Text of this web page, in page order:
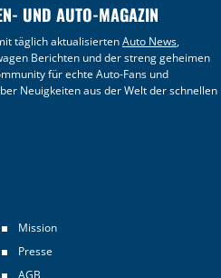
UND AUTO-MAGAZIN
täglich aktualisiertenAuto News,
Berichten und der streng geheimen
für echte Auto-Fans und
Neuigkeiten aus der Welt der schnellen
Mission
Presse